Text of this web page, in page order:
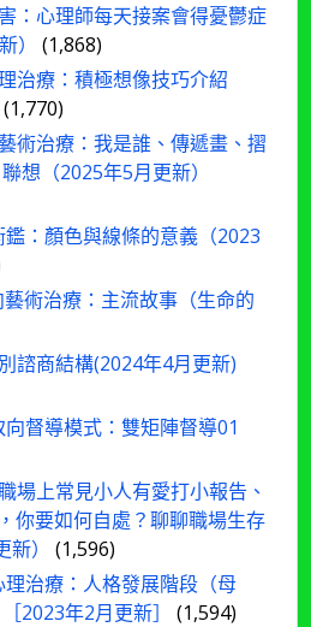
：心理師每天接案會得憂鬱症
）
(1,868)
治療：積極想像技巧介紹
(1,770)
術治療：我是誰、傳遞畫、摺
想（2025年5月更新）
：顏色與線條的意義（2023
藝術治療：主流故事（生命的
諮商結構(2024年4月更新)
督導模式：雙矩陣督導01
場上常見小人有愛打小報告、
你要如何自處？聊聊職場生存
）
(1,596)
治療：人格發展階段（母
2023年2月更新］
(1,594)